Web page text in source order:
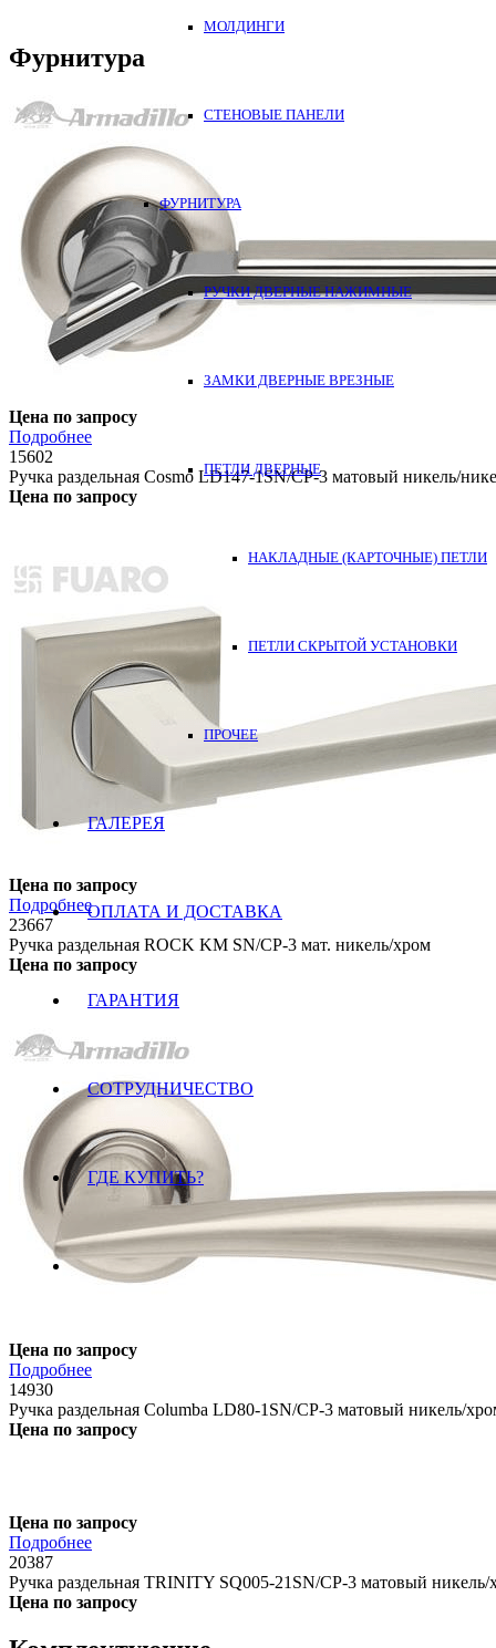
МОЛДИНГИ
СТЕНОВЫЕ ПАНЕЛИ
ФУРНИТУРА
РУЧКИ ДВЕРНЫЕ НАЖИМНЫЕ
ЗАМКИ ДВЕРНЫЕ ВРЕЗНЫЕ
ПЕТЛИ ДВЕРНЫЕ
НАКЛАДНЫЕ (КАРТОЧНЫЕ) ПЕТЛИ
ПЕТЛИ СКРЫТОЙ УСТАНОВКИ
ПРОЧЕЕ
ГАЛЕРЕЯ
ОПЛАТА И ДОСТАВКА
ГАРАНТИЯ
СОТРУДНИЧЕСТВО
ГДЕ КУПИТЬ?
Фурнитура
Цена по запросу
Подробнее
15602
Ручка раздельная Cosmo LD147-1SN/CP-3 матовый никель/
Цена по запросу
Цена по запросу
Подробнее
23667
Ручка раздельная ROCK KM SN/CP-3 мат. никель/хром
Цена по запросу
Цена по запросу
Подробнее
14930
Ручка раздельная Columba LD80-1SN/CP-3 матовый никель/
Цена по запросу
Цена по запросу
Подробнее
20387
Ручка раздельная TRINITY SQ005-21SN/CP-3 матовый никель/
Цена по запросу